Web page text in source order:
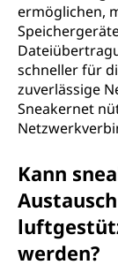
ermöglichen,
schneller für
zuverlässige
Sneakernet
Kann
werden?